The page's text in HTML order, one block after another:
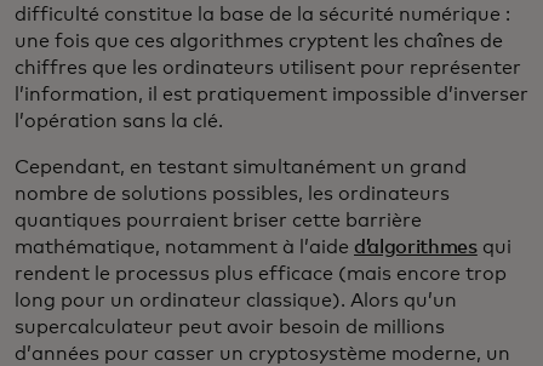
difficulté constitue la base de la sécurité numérique :
une fois que ces algorithmes cryptent les chaînes de
chiffres que les ordinateurs utilisent pour représenter
l’information, il est pratiquement impossible d’inverser
l’opération sans la clé.
Cependant, en testant simultanément un grand
nombre de solutions possibles, les ordinateurs
quantiques pourraient briser cette barrière
mathématique, notamment à l’aide d’algorithmesqui
rendent le processus plus efficace (mais encore trop
long pour un ordinateur classique). Alors qu’un
supercalculateur peut avoir besoin de millions
d’années pour casser un cryptosystème moderne, un